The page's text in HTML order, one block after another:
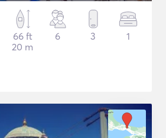
66 ft
20 m
6 3 1